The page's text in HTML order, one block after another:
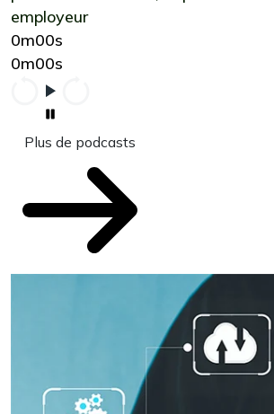
employeur
0m00s
0m00s
Plus de podcasts